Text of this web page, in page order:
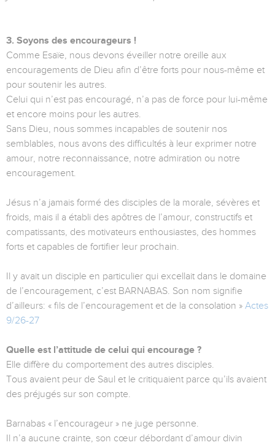
3. Soyons des encourageurs !
Comme Esaïe, nous devons éveiller notre oreille aux
encouragements de Dieu afin d’être forts pour nous-même et
pour soutenir les autres.
Celui qui n’est pas encouragé, n’a pas de force pour lui-même
et encore moins pour les autres.
Sans Dieu, nous sommes incapables de soutenir nos
semblables, nous avons des difficultés à leur exprimer notre
amour, notre reconnaissance, notre admiration ou notre
encouragement.
Jésus n’a jamais formé des disciples de la morale, sévères et
froids, mais il a établi des apôtres de l’amour, constructifs et
compatissants, des motivateurs enthousiastes, des hommes
forts et capables de fortifier leur prochain.
Il y avait un disciple en particulier qui excellait dans le domaine
de l’encouragement, c’est BARNABAS. Son nom signifie
d’ailleurs: « fils de l’encouragement et de la consolation » Actes
9/26-27
Quelle est l’attitude de celui qui encourage ?
Elle diffère du comportement des autres disciples.
Tous avaient peur de Saul et le critiquaient parce qu’ils avaient
des préjugés sur son compte.
Barnabas « l’encourageur » ne juge personne.
Il n’a aucune crainte, son cœur débordant d’amour divin